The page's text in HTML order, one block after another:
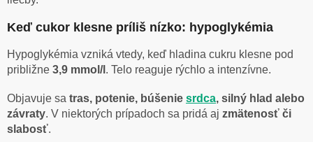
Keď cukor klesne príliš nízko: hypoglykémia
Hypoglykémia vzniká vtedy, keď hladina cukru klesne pod
približne 3,9 mmol/l . Telo reaguje rýchlo a intenzívne.
Objavuje sa tras, potenie, búšenie srdca, silný hlad alebo
závraty. V niektorých prípadoch sa pridá aj zmätenosť či
slabosť.